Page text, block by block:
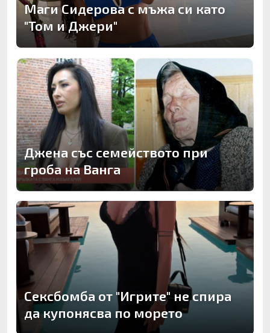
Маги Сидерова с мъжа си като
"Том и Джери"
Джена със семейството при
гроба на Ванга
Сексбомба от "Игрите" не спира
да купонясва по морето